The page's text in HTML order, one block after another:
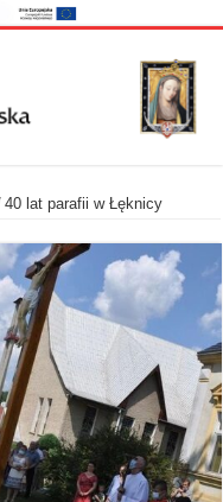
40 lat parafii w Łęknicy